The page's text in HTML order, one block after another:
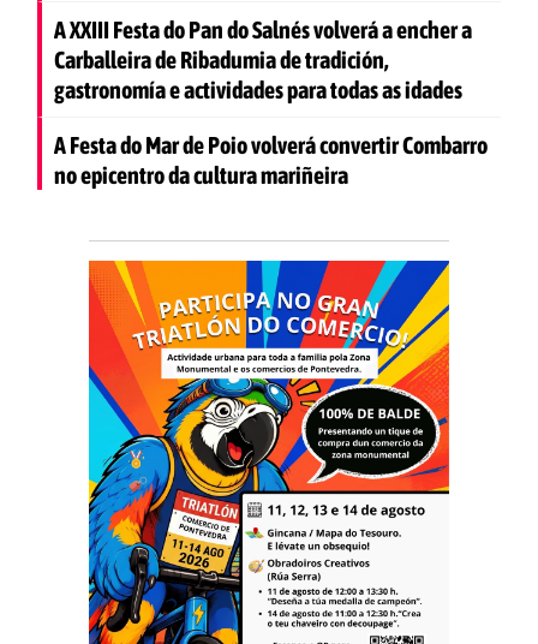
A XXIII Festa do Pan do Salnés volverá a encher a
Carballeira de Ribadumia de tradición,
gastronomía e actividades para todas as idades
A Festa do Mar de Poio volverá convertir Combarro
no epicentro da cultura mariñeira